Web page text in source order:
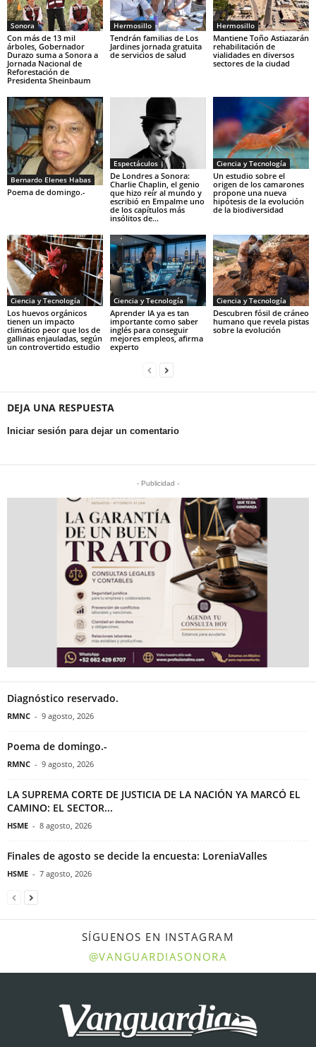
Sonora
Con más de 13 mil
árboles, Gobernador
Durazo suma a Sonora a
Jornada Nacional de
Reforestación de
Presidenta Sheinbaum
Hermosillo
Tendrán familias de Los
Jardines jornada gratuita
de servicios de salud
Hermosillo
Mantiene Toño Astiazarán
rehabilitación de
vialidades en diversos
sectores de la ciudad
Bernardo Elenes Habas
Poema de domingo.-
Espectáculos
De Londres a Sonora:
Charlie Chaplin, el genio
que hizo reír al mundo y
escribió en Empalme uno
de los capítulos más
insólitos de...
Ciencia y Tecnología
Un estudio sobre el
origen de los camarones
propone una nueva
hipótesis de la evolución
de la biodiversidad
Ciencia y Tecnología
Los huevos orgánicos
tienen un impacto
climático peor que los de
gallinas enjauladas, según
un controvertido estudio
Ciencia y Tecnología
Aprender IA ya es tan
importante como saber
inglés para conseguir
mejores empleos, afirma
experto
Ciencia y Tecnología
Descubren fósil de cráneo
humano que revela pistas
sobre la evolución
DEJA UNA RESPUESTA
Iniciar sesión para dejar un comentario
- Publicidad -
Diagnóstico reservado.
RMNC - 9 agosto, 2026
Poema de domingo.-
RMNC - 9 agosto, 2026
LA SUPREMA CORTE DE JUSTICIA DE LA NACIÓN YA MARCÓ EL
CAMINO: EL SECTOR...
HSME - 8 agosto, 2026
Finales de agosto se decide la encuesta: LoreniaValles
HSME - 7 agosto, 2026
SÍGUENOS EN INSTAGRAM
@VANGUARDIASONORA